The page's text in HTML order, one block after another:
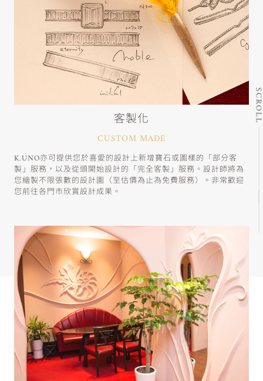
客製化
CUSTOM MADE
K.UNO亦可提供您於喜愛的設計上新增寶石或圖樣的「部分客
製」服務，以及從頭開始設計的「完全客製」服務。設計師將為
您繪製不限張數的設計圖（至估價為止為免費服務）。非常歡迎
您前往各門市欣賞設計成果。